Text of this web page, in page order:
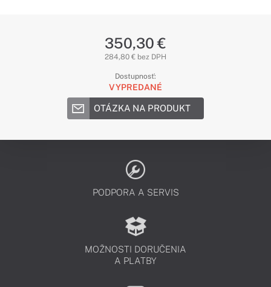
350,30 €
284,80 € bez DPH
Dostupnosť:
VYPREDANÉ
OTÁZKA NA PRODUKT
PODPORA A SERVIS
MOŽNOSTI DORUČENIA
A PLATBY